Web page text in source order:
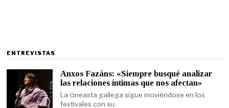
ENTREVISTAS
Anxos Fazáns: «Siempre busqué analizar
las relaciones íntimas que nos afectan»
La cineasta gallega sigue moviéndose en los
festivales con su